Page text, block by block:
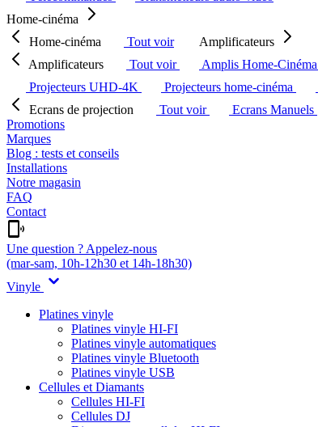
Home-cinéma
Home-cinéma
Tout voir
Amplificateurs
Amplificateurs
Tout voir Amplis Home-Cinéma
Projecteurs UHD-4K
Projecteurs home-cinéma
Ecrans de projection
Tout voir Ecrans Manuels
Promotions
Marques
Blog : tests et conseils
Installations
Notre magasin
FAQ
Contact
Une question ? Appelez-nous
(mar-sam, 10h-12h30 et 14h-18h30)
Vinyle
Platines vinyle
Platines vinyle HI-FI
Platines vinyle automatiques
Platines vinyle Bluetooth
Platines vinyle USB
Cellules et Diamants
Cellules HI-FI
Cellules DJ